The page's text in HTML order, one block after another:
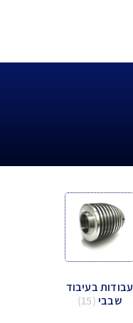
עבודות בעיבוד
שבבי (15)